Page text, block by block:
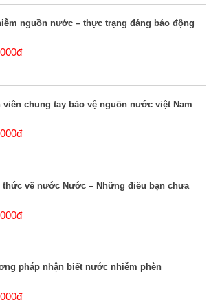
nguồn nước – thực trạng đáng báo động
viên chung tay bảo vệ nguồn nước việt Nam
thức về nước Nước – Những điều bạn chưa
pháp nhận biết nước nhiễm phèn